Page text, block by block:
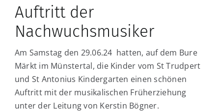
Auftritt der
Nachwuchsmusiker
Am Samstag den 29.06.24 hatten, auf dem Bure
Märkt im Münstertal, die Kinder vom St Trudpert
und St Antonius Kindergarten einen schönen
Auftritt mit der musikalischen Früherziehung
unter der Leitung von Kerstin Bögner.